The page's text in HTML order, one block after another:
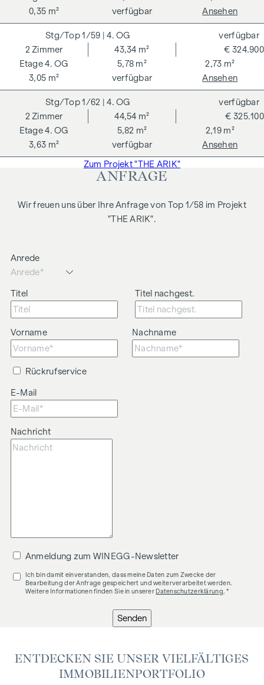
Kaufpreises zzgl. 20 % USt. Gültig bis 31.07.2026.
Wir weisen darauf hin, dass zwischen dem Vermittler und
dem zu vermittelnden Dritten ein familiäres oder
wirtschaftliches Naheverhältnis besteht.
Der Vermittler ist als Doppelmakler tätig.
0,35 m²
verfügbar Ansehen
1/59 | 4. OG
4. OG
2 Zimmer
43,34 m²
5,78 m²
2,73 m²
3,05 m²
€ 324.900
verfügbar
verfügbar
Ansehen
1/62 | 4. OG
4. OG
2 Zimmer
44,54 m²
5,82 m²
2,19 m²
3,63 m²
€ 325.100
verfügbar
verfügbar
Ansehen
Zum Projekt "THE ARIK"
ANFRAGE
Wir freuen uns über Ihre Anfrage von Top 1/58 im Projekt
"THE ARIK".
Anrede
Titel Titel nachgest.
Vorname Nachname
Rückrufservice
E-Mail
Nachricht
Anmeldung zum WINEGG-Newsletter
Ich bin damit einverstanden, dass meine Daten zum Zwecke der
Bearbeitung der Anfrage gespeichert und weiterverarbeitet werden.
Weitere Informationen finden Sie in unserer Datenschutzerklärung . *
Senden
ENTDECKEN SIE UNSER VIELFÄLTIGES
IMMOBILIENPORTFOLIO